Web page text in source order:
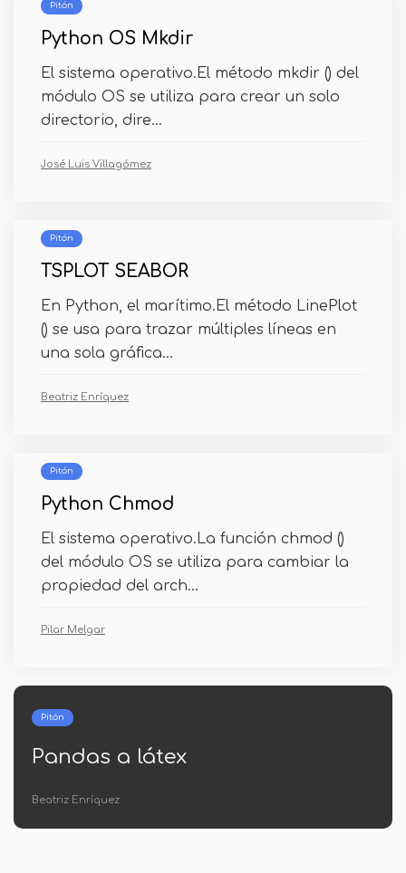
Pitón
Python OS Mkdir
El sistema operativo.El método mkdir () del
módulo OS se utiliza para crear un solo
directorio, dire...
José Luis Villagómez
Pitón
TSPLOT SEABOR
En Python, el marítimo.El método LinePlot
() se usa para trazar múltiples líneas en
una sola gráfica...
Beatriz Enríquez
Pitón
Python Chmod
El sistema operativo.La función chmod ()
del módulo OS se utiliza para cambiar la
propiedad del arch...
Pilar Melgar